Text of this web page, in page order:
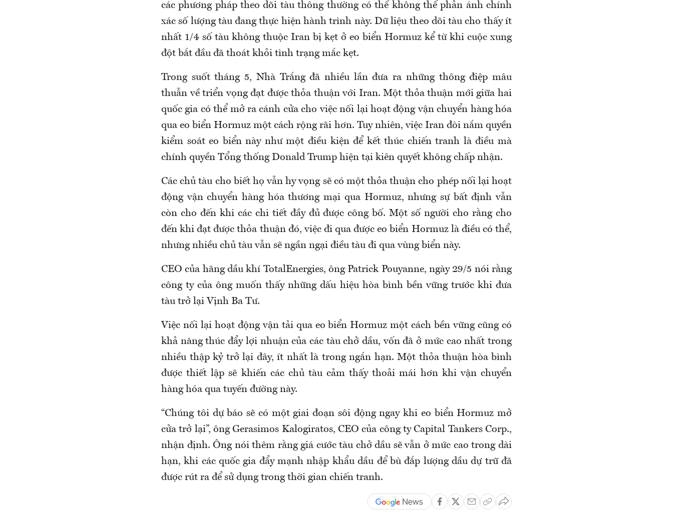
các phương pháp theo dõi tàu thông thường có thể không thể phản ánh chính
xác số lượng tàu đang thực hiện hành trình này. Dữ liệu theo dõi tàu cho thấy ít
nhất 1/4 số tàu không thuộc Iran bị kẹt ở eo biển Hormuz kể từ khi cuộc xung
đột bắt đầu đã thoát khỏi tình trạng mắc kẹt.
Trong suốt tháng 5, Nhà Trắng đã nhiều lần đưa ra những thông điệp mâu
thuẫn về triển vọng đạt được thỏa thuận với Iran. Một thỏa thuận mới giữa hai
quốc gia có thể mở ra cánh cửa cho việc nối lại hoạt động vận chuyển hàng hóa
qua eo biển Hormuz một cách rộng rãi hơn. Tuy nhiên, việc Iran đòi nắm quyền
kiểm soát eo biển này như một điều kiện để kết thúc chiến tranh là điều mà
chính quyền Tổng thống Donald Trump hiện tại kiên quyết không chấp nhận.
Các chủ tàu cho biết họ vẫn hy vọng sẽ có một thỏa thuận cho phép nối lại hoạt
động vận chuyển hàng hóa thương mại qua Hormuz, nhưng sự bất định vẫn
còn cho đến khi các chi tiết đầy đủ được công bố. Một số người cho rằng cho
đến khi đạt được thỏa thuận đó, việc đi qua được eo biển Hormuz là điều có thể,
nhưng nhiều chủ tàu vẫn sẽ ngần ngại điều tàu đi qua vùng biển này.
CEO của hãng dầu khí TotalEnergies, ông Patrick Pouyanne, ngày 29/5 nói rằng
công ty của ông muốn thấy những dấu hiệu hòa bình bền vững trước khi đưa
tàu trở lại Vịnh Ba Tư.
Việc nối lại hoạt động vận tải qua eo biển Hormuz một cách bền vững cũng có
khả năng thúc đẩy lợi nhuận của các tàu chở dầu, vốn đã ở mức cao nhất trong
nhiều thập kỷ trở lại đây, ít nhất là trong ngắn hạn. Một thỏa thuận hòa bình
được thiết lập sẽ khiến các chủ tàu cảm thấy thoải mái hơn khi vận chuyển
hàng hóa qua tuyến đường này.
“Chúng tôi dự báo sẽ có một giai đoạn sôi động ngay khi eo biển Hormuz mở
cửa trở lại”, ông Gerasimos Kalogiratos, CEO của công ty Capital Tankers Corp.,
nhận định. Ông nói thêm rằng giá cước tàu chở dầu sẽ vẫn ở mức cao trong dài
hạn, khi các quốc gia đẩy mạnh nhập khẩu dầu để bù đắp lượng dầu dự trữ đã
được rút ra để sử dụng trong thời gian chiến tranh.